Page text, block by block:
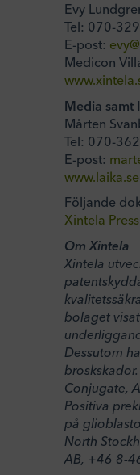
Evy
Tel: 070-
E-post:
Medicon
Media samt
Mårten
Tel: 070-
E-post:
www.laika.se
Följande
Xintela
Om Xintela
Xintela
bolaget
Dessutom
Conjugate,
Positiva
på
North
AB, +46 8-